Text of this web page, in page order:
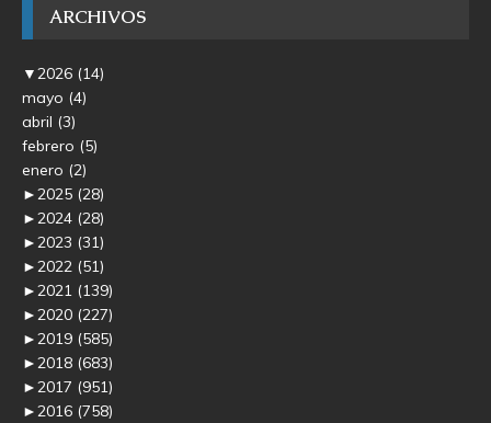
ARCHIVOS
▼2026 (14)
mayo (4)
abril (3)
febrero (5)
enero (2)
►2025 (28)
►2024 (28)
►2023 (31)
►2022 (51)
►2021 (139)
►2020 (227)
►2019 (585)
►2018 (683)
►2017 (951)
►2016 (758)